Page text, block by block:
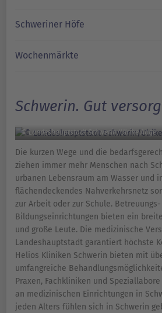
Schweriner Höfe
Wochenmärkte
Schwerin. Gut
© Landeshauptstadt Schwerin/Ulrike Auge
Die kurzen Wege und die
ziehen immer mehr Menschen nach
urbanen Lebensraum am Wasser und
flächendeckendes Nahverkehrsnetz
zur Arbeit oder zur Schule. Betreuungs-
Bildungseinrichtungen bieten ein
und große Leute. Die medizinische
Landeshauptstadt garantiert höchste
Helios Kliniken Schwerin bieten mit
umfangreiche
Praxen, Fachkliniken und
an medizinischen Einrichtungen in
jeden Alters fühlen sich in Schwerin